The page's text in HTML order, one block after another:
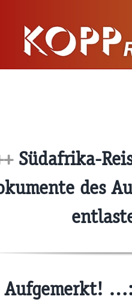
Südafrika-
des
Aufgemerkt! …: